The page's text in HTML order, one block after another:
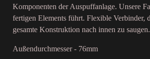
Komponenten der Auspuffanlage. Unsere
fertigen Elements führt. Flexible Verbinder,
gesamte Konstruktion nach innen zu saugen.
Außendurchmesser - 76mm